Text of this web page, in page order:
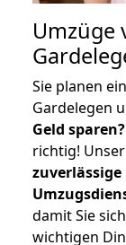
Umzüge
Sie planen
Gardelegen
Geld sparen?
richtig!
zuverlässige
damit Sie
wichtigen